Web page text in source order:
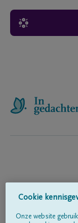
Cookie
Onze website